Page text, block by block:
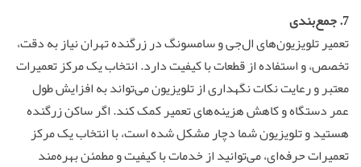
7. جمع‌بندی
تعمیر تلویزیون‌های ال‌جی و سامسونگ در زرگنده تهران نیاز به دقت،
تخصص، و استفاده از قطعات با کیفیت دارد. انتخاب یک مرکز تعمیرات
معتبر و رعایت نکات نگهداری از تلویزیون می‌تواند به افزایش طول
عمر دستگاه و کاهش هزینه‌های تعمیر کمک کند. اگر ساکن زرگنده
هستید و تلویزیون شما دچار مشکل شده است، با انتخاب یک مرکز
تعمیرات حرفه‌ای، می‌توانید از خدمات با کیفیت و مطمئن بهره‌مند